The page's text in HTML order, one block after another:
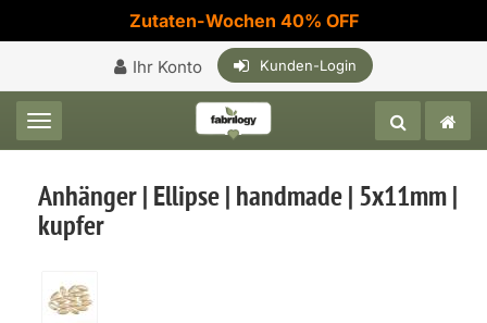
Zutaten-Wochen 40% OFF
Ihr Konto Kunden-Login
Toggle navigation
Anhänger | Ellipse | handmade | 5x11mm |
kupfer